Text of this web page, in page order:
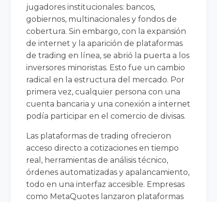
jugadores institucionales: bancos,
gobiernos, multinacionales y fondos de
cobertura. Sin embargo, con la expansión
de internet y la aparición de plataformas
de trading en línea, se abrió la puerta a los
inversores minoristas. Esto fue un cambio
radical en la estructura del mercado. Por
primera vez, cualquier persona con una
cuenta bancaria y una conexión a internet
podía participar en el comercio de divisas.
Las plataformas de trading ofrecieron
acceso directo a cotizaciones en tiempo
real, herramientas de análisis técnico,
órdenes automatizadas y apalancamiento,
todo en una interfaz accesible. Empresas
como MetaQuotes lanzaron plataformas